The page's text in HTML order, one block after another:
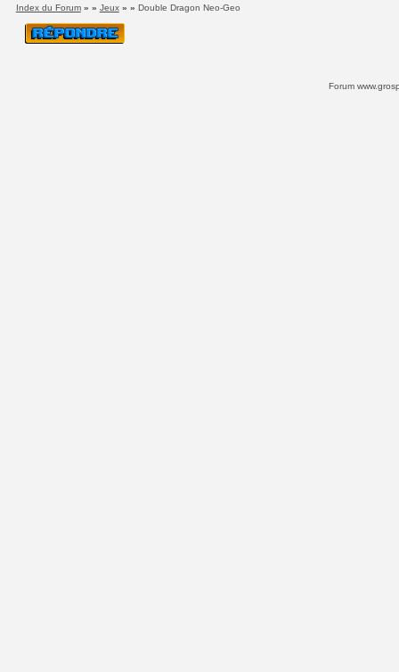
Index du Forum» » Jeux» » Double Dragon Neo-Geo
Forum